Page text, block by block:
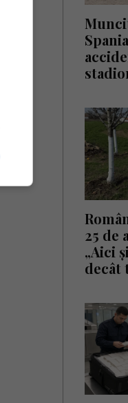
25 de
„Aici
decât